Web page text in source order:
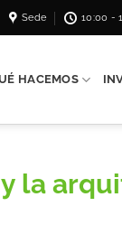
Sede 10:00 -
HACEMOS
y la